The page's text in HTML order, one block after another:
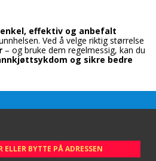
enkel, effektiv og anbefalt
Ved å velge riktig størrelse
– og bruke dem regelmessig, kan du
og sikre bedre
ELLER BYTTE PÅ ADRESSEN